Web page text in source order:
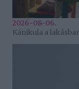
2026-08-06.
Kánikula a